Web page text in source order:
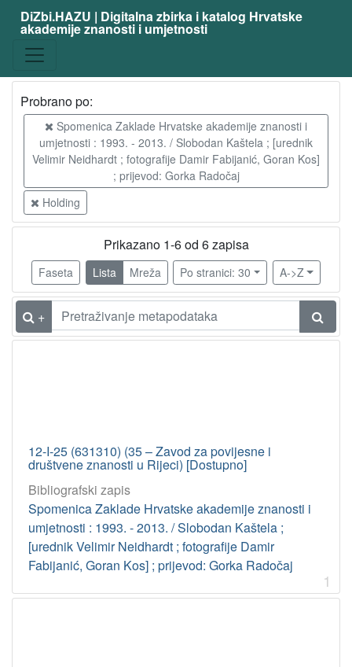
DiZbi.HAZU | Digitalna zbirka i katalog Hrvatske
akademije znanosti i umjetnosti
Probrano po:
Spomenica Zaklade Hrvatske akademije znanosti i
umjetnosti : 1993. - 2013. / Slobodan Kaštela ; [urednik
Velimir Neidhardt ; fotografije Damir Fabijanić, Goran Kos]
; prijevod: Gorka Radočaj
Holding
Prikazano 1-6 od 6 zapisa
Faseta Lista Mreža Po stranici: 30 A->Z
+
12-I-25 (631310) (35 – Zavod za povijesne i
društvene znanosti u Rijeci) [Dostupno]
Bibliografski zapis
Spomenica Zaklade Hrvatske akademije znanosti i
umjetnosti : 1993. - 2013. / Slobodan Kaštela ;
[urednik Velimir Neidhardt ; fotografije Damir
Fabijanić, Goran Kos] ; prijevod: Gorka Radočaj
1